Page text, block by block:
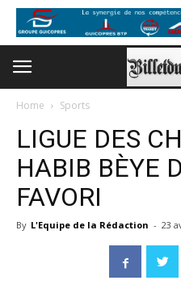
Home Sports
LIGUE DES
HABIB BÈYE
FAVORI
By L'Equipe de la Rédaction - 23